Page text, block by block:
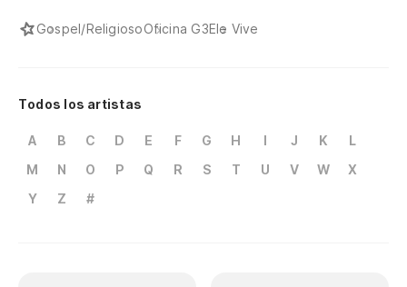
Gospel/ReligiosoOficina G3Ele Vive
Todos los artistas
A B C D E F G H I J K
L
M
N O P Q R S T U V W
X
Y
Z #